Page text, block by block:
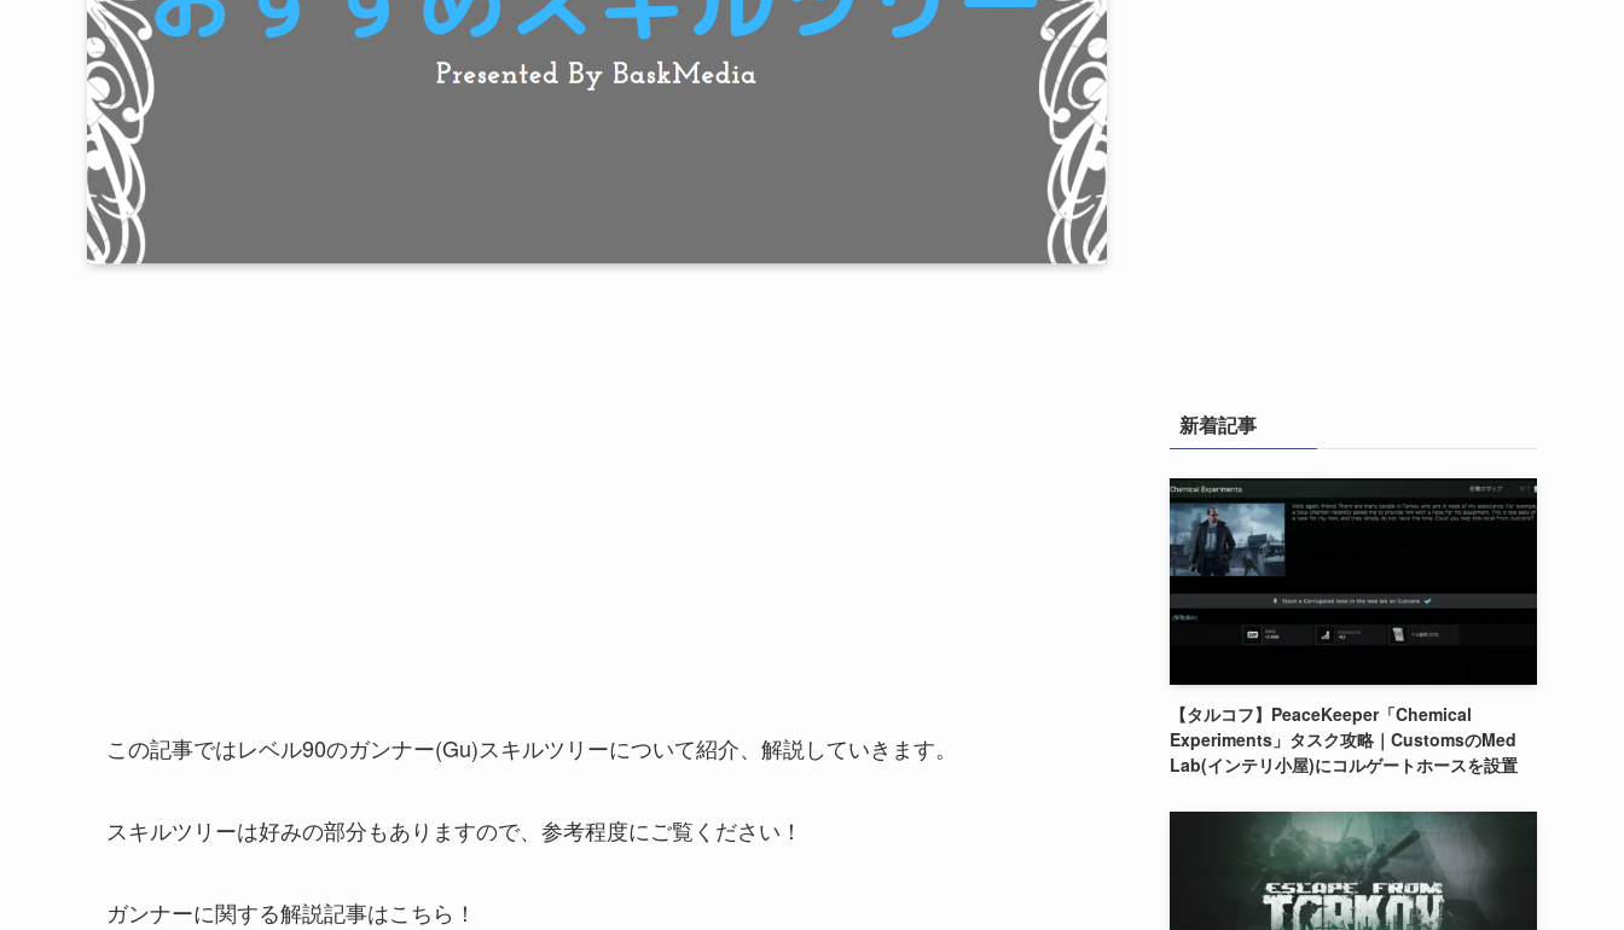
この記事ではレベル90のガンナー(Gu)スキルツリーについて紹介、解説していきます。
スキルツリーは好みの部分もありますので、参考程度にご覧ください！
ガンナーに関する解説記事はこちら！
新着記事
【タルコフ】PeaceKeeper「Chemical
Experiments」タスク攻略｜CustomsのMed
Lab(インテリ小屋)にコルゲートホースを設置